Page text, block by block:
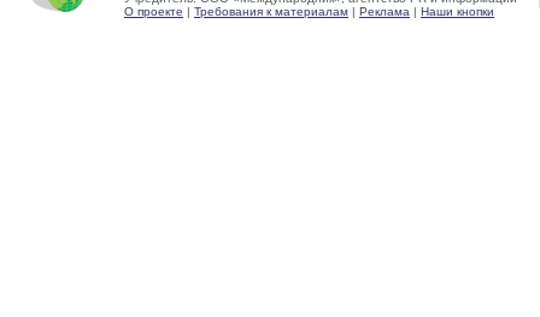
О проекте | Требования к материалам | Реклама | Наши кнопки